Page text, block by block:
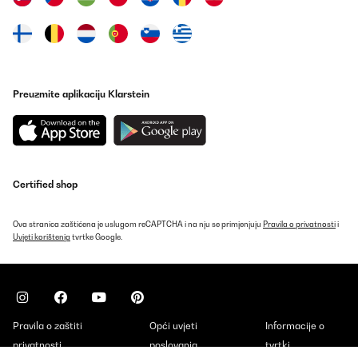
Preuzmite aplikaciju Klarstein
Certified shop
Ova stranica zaštićena je uslugom reCAPTCHA i na nju se primjenjuju Pravila o privatnostii
Uvjeti korištenja tvrtke Google.
Pravila o zaštiti
privatnosti
Opći uvjeti
poslovanja
Informacije o
tvrtki